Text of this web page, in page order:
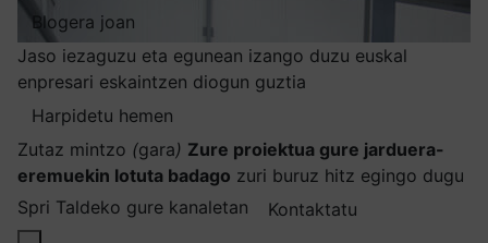
Blogera joan
Jaso iezaguzu eta egunean izango duzu euskal
enpresari eskaintzen diogun guztia
Harpidetu hemen
Zutaz mintzo (gara) Zure proiektua gure jarduera-
eremuekin lotuta badago zuri buruz hitz egingo dugu
Spri Taldeko gure kanaletan
Kontaktatu